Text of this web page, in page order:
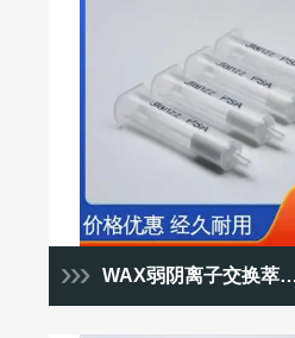
WAX弱阴离子交换萃取柱